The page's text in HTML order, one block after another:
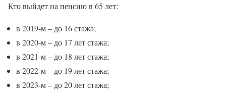
Кто выйдет на пенсию в 65 лет:
в 2019-м – до 16 стажа;
в 2020-м – до 17 лет стажа;
в 2021-м – до 18 лет стажа;
в 2022-м – до 19 лет стажа;
в 2023-м – до 20 лет стажа;